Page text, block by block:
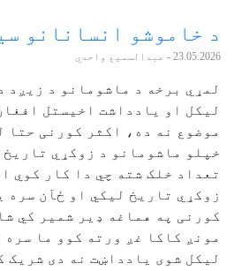
د خاموشو انسانانو
23.05.2026 - عبدالسمیع واحدي
لمړي برخه د ماشومانو د زیږد
لیکل او یادداشت اخیستل
موضوع نه ده، اکثر کورنی حتا
خپلو ماشومانو د زوکړي تاریخ
تعداد خلک شته چي دا کار کوي
زوکړي تاریخ لیکي او ځآن سره
کورنی په هماغه ډیر شمیر کي
مونږ کاکا غږ ورته کوو ما سره
لیکل شوی یادداښت نه دی شریک